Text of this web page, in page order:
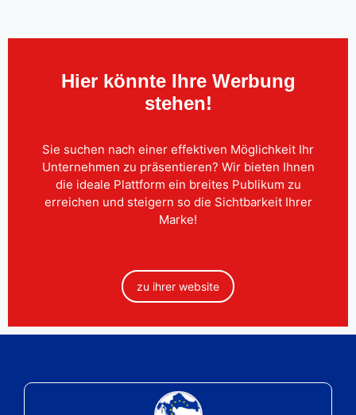
Hier könnte Ihre Werbung
stehen!
Sie suchen nach einer effektiven Möglichkeit Ihr
Unternehmen zu präsentieren? Wir bieten Ihnen
die ideale Plattform ein breites Publikum zu
erreichen und steigern so die Sichtbarkeit Ihrer
Marke!
zu ihrer website